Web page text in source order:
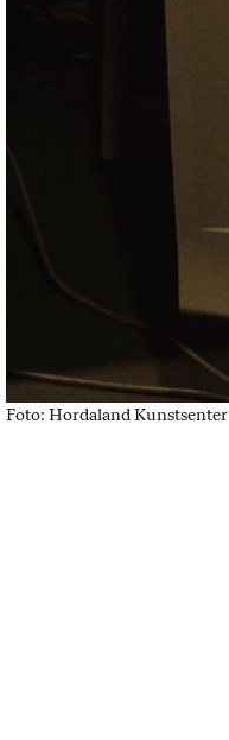
Foto: Hordaland Kunstsenter